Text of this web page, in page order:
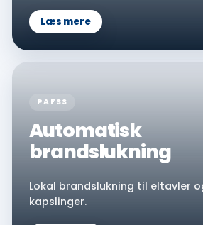
Læs mere
PAFSS
Automatisk
brandslukning
Lokal brandslukning til eltavler
kapslinger.